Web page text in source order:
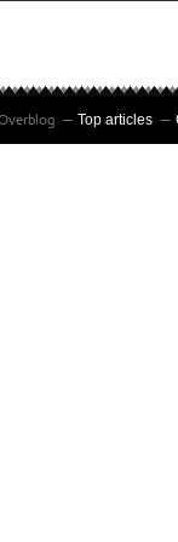
Top articles